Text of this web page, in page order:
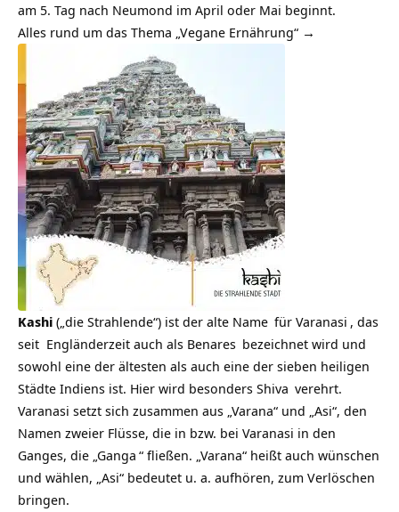
am 5. Tag nach Neumond im April oder Mai beginnt.
Alles rund um das Thema „Vegane Ernährung“ →
Kashi („die Strahlende“) ist der alte Name für Varanasi , das
seit Engländerzeit auch als Benares bezeichnet wird und
sowohl eine der ältesten als auch eine der sieben heiligen
Städte Indiens ist. Hier wird besonders Shiva verehrt.
Varanasi setzt sich zusammen aus „Varana“ und „Asi“, den
Namen zweier Flüsse, die in bzw. bei Varanasi in den
Ganges, die „Ganga “ fließen. „Varana“ heißt auch wünschen
und wählen, „Asi“ bedeutet u. a. aufhören, zum Verlöschen
bringen.